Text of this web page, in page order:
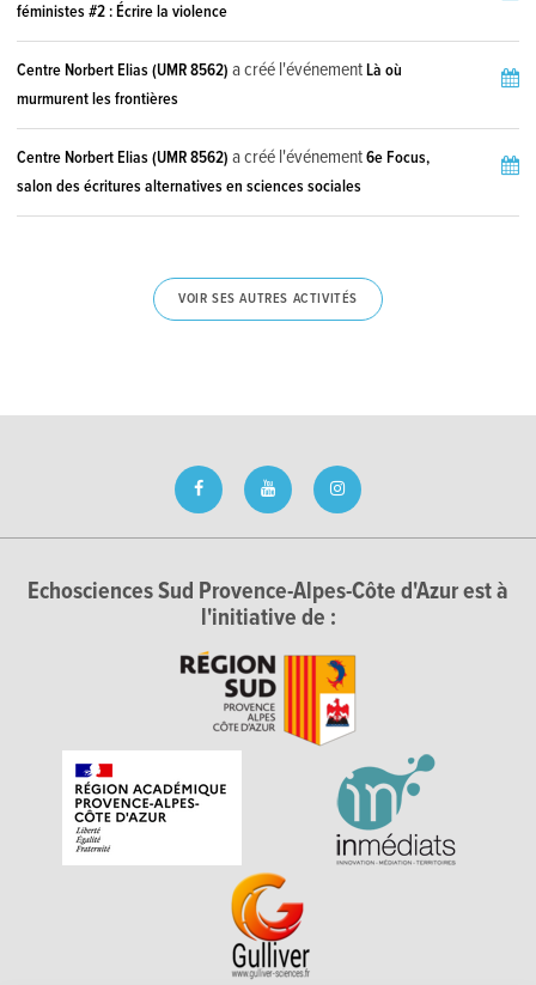
féministes #2 : Écrire la violence
Centre Norbert Elias (UMR 8562) a créé l'événementLà où
murmurent les frontières
Centre Norbert Elias (UMR 8562) a créé l'événement6e Focus,
salon des écritures alternatives en sciences sociales
VOIR SES AUTRES ACTIVITÉS
Echosciences Sud Provence-Alpes-Côte d'Azur est à
l'initiative de :